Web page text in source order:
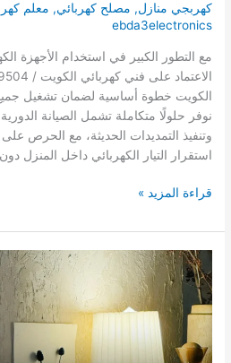
كهربجي منازل, مصلح كهربائي, معلم
ebda3electronics
مع التطور الكبير في استخدام الأجهزة
الكويت خطوة أساسية لضمان تشغيل
نوفر حلولًا متكاملة تشمل الصيانة
وتنفيذ التمديدات الحديثة، مع الحرص
استقرار التيار الكهربائي داخل المنزل دون
فني
الكويت
/
66629504
/
كهربائي
منازل
الكويت
قراءة المزيد »